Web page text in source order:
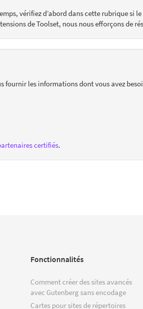
vérifiez d’abord dans cette rubrique si
de Toolset, nous nous efforçons de
les informations dont vous avez
certifiés.
Fonctionnalités
Comment créer des sites avancés
avec Gutenberg sans encodage
Cartes pour sites de répertoires